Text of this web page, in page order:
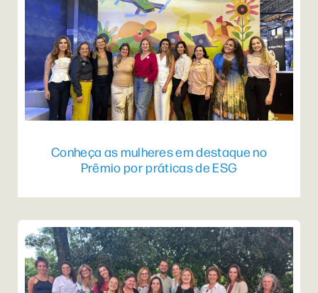
Conheça as mulheres em destaque no
Prêmio por práticas de ESG